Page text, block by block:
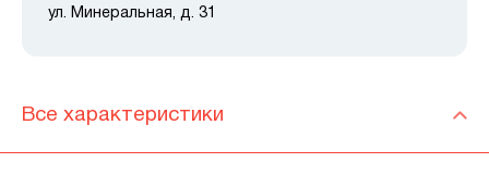
ул. Минеральная, д. 31
Все характеристики